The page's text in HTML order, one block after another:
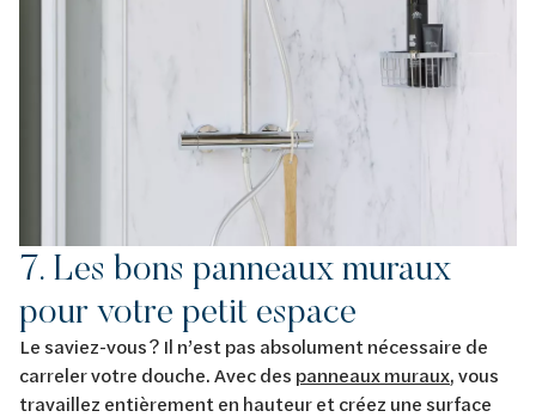
7. Les bons panneaux muraux
pour votre petit espace
Le saviez-vous ? Il n’est pas absolument nécessaire de
carreler votre douche. Avec des panneaux muraux, vous
travaillez entièrement en hauteur et créez une surface